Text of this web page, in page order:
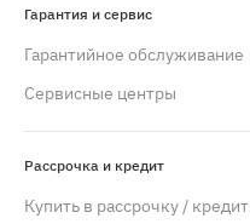
Гарантия и сервис
Гарантийное обслуживание
Сервисные центры
Рассрочка и кредит
Купить в рассрочку / кредит